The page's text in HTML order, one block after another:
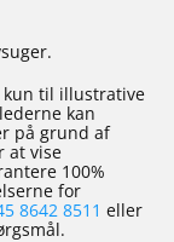
kun til illustrative
kan
på grund af
at vise
100%
for
8642 8511 eller